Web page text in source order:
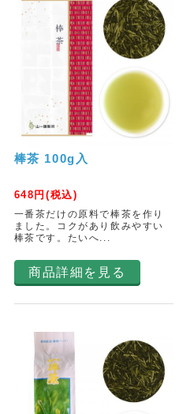
棒茶 100g入
648円(税込)
一番茶だけの原料で棒茶を作り
ました。コクがあり飲みやすい
棒茶です。たいへ...
商品詳細を見る